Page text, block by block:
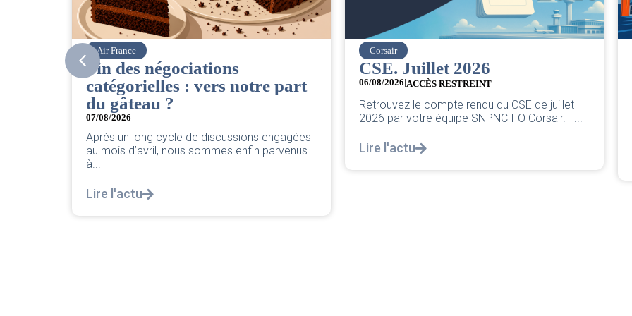
Corsair
CSE. Juillet 2026
06/08/2026| ACCÈS RESTREINT
Retrouvez le compte rendu du CSE de juillet
2026 par votre équipe SNPNC-FO Corsair. ...
Lire l'actu
easyJet
Grève chez easyJet
05/08/2026
Chers collègues, La direction vient de sortir sa
classique pleurnicherie corporate. On va la
décortiquer...